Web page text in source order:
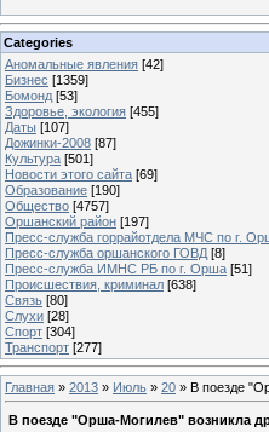
Categories
Аномальные явления [42]
Бизнес [1359]
Бомонд [53]
Здоровье, экология [455]
Даты [107]
Дожинки-2008 [87]
Культура [501]
Новости этого сайта [69]
Образование [190]
Общество [4757]
Оршанский район [197]
Пресс-служба горрайотдела МЧС по г.
Пресс-служба оршанского ГОВД [8]
Пресс-служба ИМНС РБ по г. Орша [51]
Проиcшествия, криминал [638]
Связь [80]
Слухи [28]
Спорт [304]
Транспорт [277]
Главная » 2013 » Июль » 20 » В поезде
В поезде "Орша-Могилев" возникла